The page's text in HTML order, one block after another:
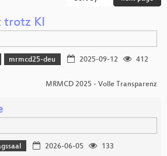
trotz KI
mrmcd25-deu 2025-09-12
412
MRMCD 2025 - Volle Transparenz
2026-06-05
133